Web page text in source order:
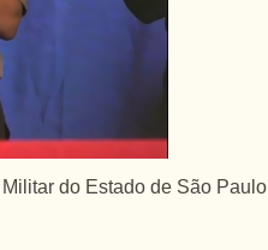
do Estado de São Paulo